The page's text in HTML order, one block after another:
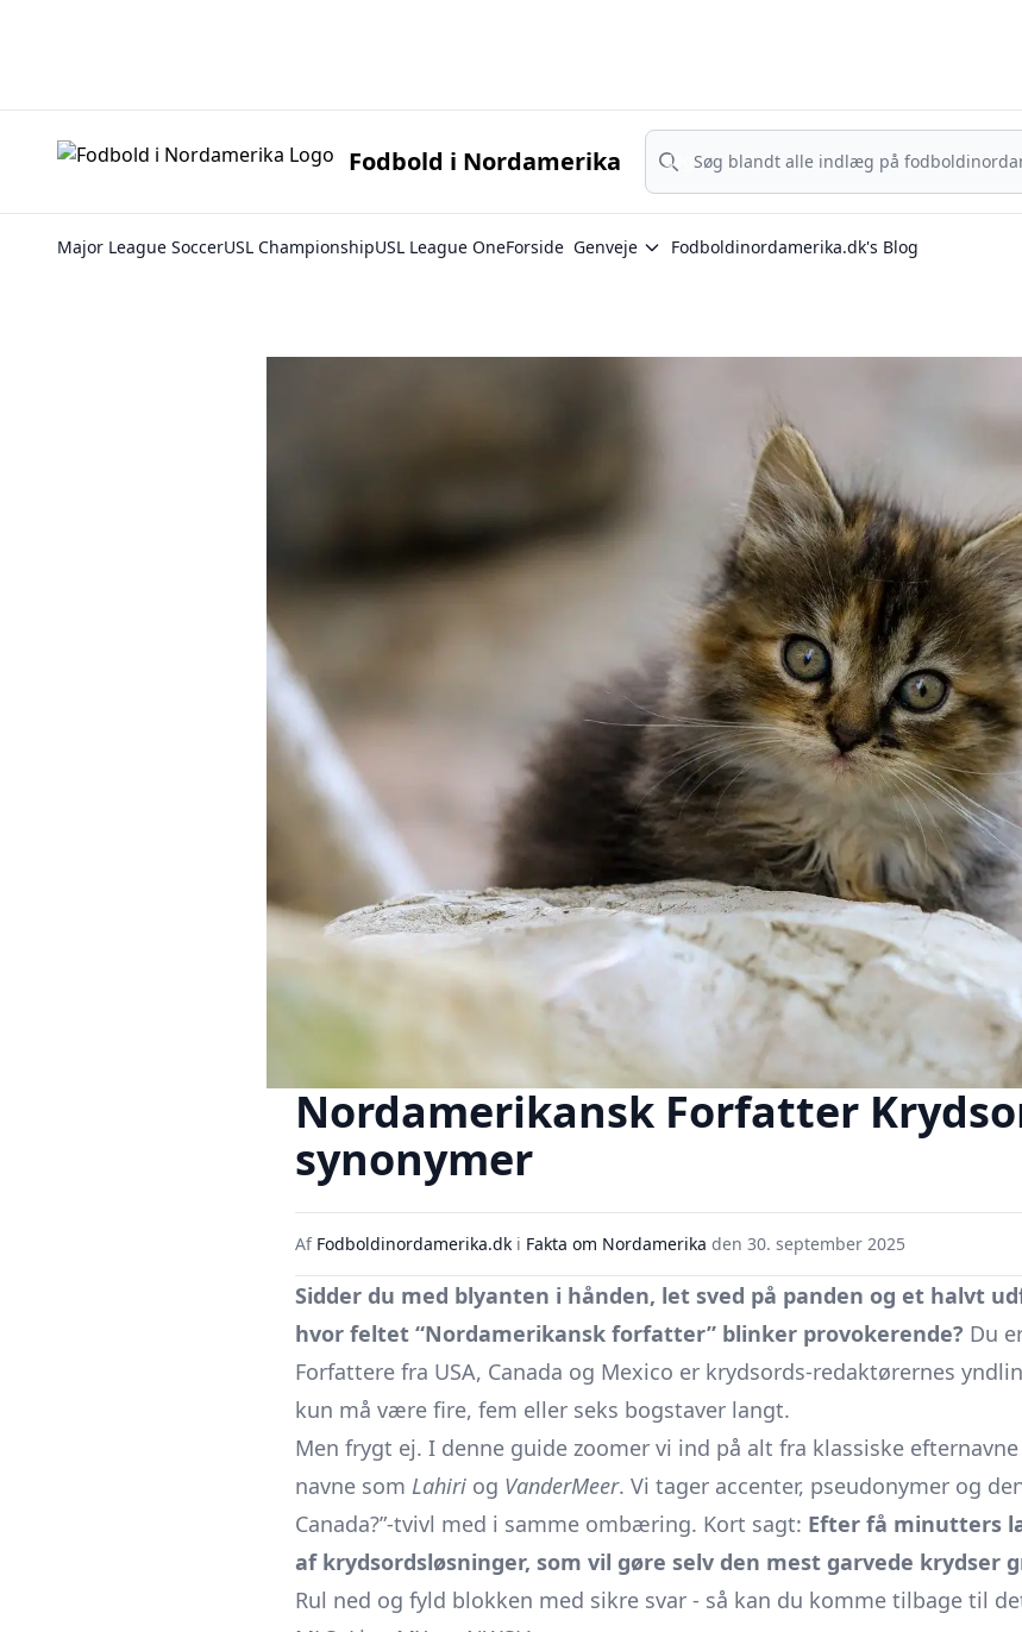
Fodbold i Nordamerika
Søg
Søg
Major League SoccerUSL ChampionshipUSL League OneForside Genveje Fodboldinordamerika.dk's Blog
Nordamerikansk Forfatter
synonymer
Af Fodboldinordamerika.dk i Fakta om Nordamerika den 30. september 2025
Sidder du med blyanten i hånden, let sved på panden og et halvt
hvor feltet “Nordamerikansk forfatter” blinker provokerende? Du
Forfattere fra USA, Canada og Mexico er krydsords-redaktørernes
kun må være fire, fem eller seks bogstaver langt.
Men frygt ej. I denne guide zoomer vi ind på alt fra klassiske
navne som Lahiri og VanderMeer. Vi tager accenter, pseudonymer og
Canada?”-tvivl med i samme ombæring. Kort sagt: Efter få minutters
af krydsordsløsninger, som vil gøre selv den mest garvede krydser
Rul ned og fyld blokken med sikre svar - så kan du komme tilbage til